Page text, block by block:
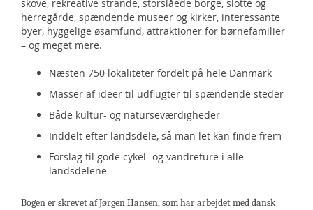
skove, rekreative strande, storslåede borge, slotte og
herregårde, spændende museer og kirker, interessante
byer, hyggelige øsamfund, attraktioner for børnefamilier
– og meget mere.
Næsten 750 lokaliteter fordelt på hele Danmark
Masser af ideer til udflugter til spændende steder
Både kultur- og naturseværdigheder
Inddelt efter landsdele, så man let kan finde frem
Forslag til gode cykel- og vandreture i alle
landsdelene
Bogen er skrevet af Jørgen Hansen, som har arbejdet med dansk